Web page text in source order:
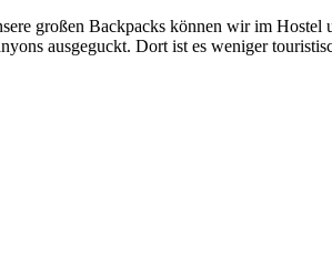
großen Backpacks können wir im Hostel
ausgeguckt. Dort ist es weniger